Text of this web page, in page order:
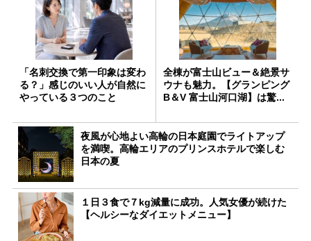
「名刺交換で第一印象は変わ
る？」感じのいい人が自然に
やっている３つのこと
全棟が富士山ビュー＆絶景サ
ウナも魅力。【グランピング
B＆V 富⼠⼭河⼝湖】は驚...
夜風が心地よい高輪の日本庭園でライトアップ
を満喫。高輪エリアのプリンスホテルで楽しむ
日本の夏
１日３食で７kg減量に成功。人気女優が続けた
【ヘルシーなダイエットメニュー】